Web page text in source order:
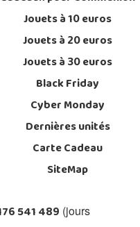
Jouets à 10 euros
Jouets à 20 euros
Jouets à 30 euros
Black Friday
Cyber Monday
Dernières unités
Carte Cadeau
SiteMap
541 489 (jours